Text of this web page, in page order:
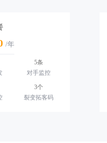
/年
5条
对手监控
3个
裂变拓客码